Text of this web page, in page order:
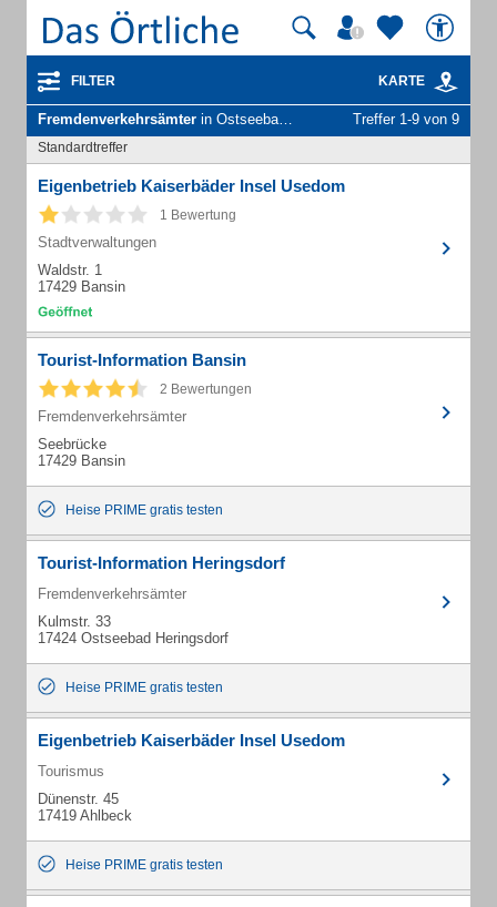
FILTER KARTE
Fremdenverkehrsämter in Ostseebad Heringsdorf Treffer 1-9 von 9
Standardtreffer
Eigenbetrieb Kaiserbäder Insel Usedom
1 Bewertung
Stadtverwaltungen
Waldstr. 1
17429 Bansin
Tourist-Information Bansin
2 Bewertungen
Fremdenverkehrsämter
Seebrücke
17429 Bansin
Heise PRIME gratis testen
Tourist-Information Heringsdorf
Fremdenverkehrsämter
Kulmstr. 33
17424 Ostseebad Heringsdorf
Heise PRIME gratis testen
Eigenbetrieb Kaiserbäder Insel Usedom
Tourismus
Dünenstr. 45
17419 Ahlbeck
Heise PRIME gratis testen